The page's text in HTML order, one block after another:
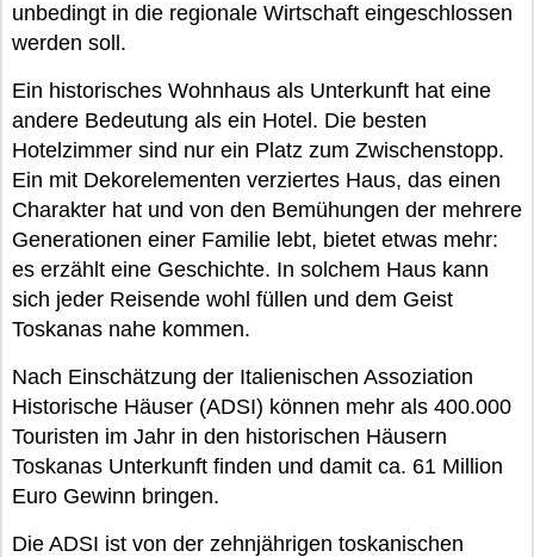
unbedingt in die regionale Wirtschaft eingeschlossen
werden soll.
Ein historisches Wohnhaus als Unterkunft hat eine
andere Bedeutung als ein Hotel. Die besten
Hotelzimmer sind nur ein Platz zum Zwischenstopp.
Ein mit Dekorelementen verziertes Haus, das einen
Charakter hat und von den Bemühungen der mehrere
Generationen einer Familie lebt, bietet etwas mehr:
es erzählt eine Geschichte. In solchem Haus kann
sich jeder Reisende wohl füllen und dem Geist
Toskanas nahe kommen.
Nach Einschätzung der Italienischen Assoziation
Historische Häuser (ADSI) können mehr als 400.000
Touristen im Jahr in den historischen Häusern
Toskanas Unterkunft finden und damit ca. 61 Million
Euro Gewinn bringen.
Die ADSI ist von der zehnjährigen toskanischen